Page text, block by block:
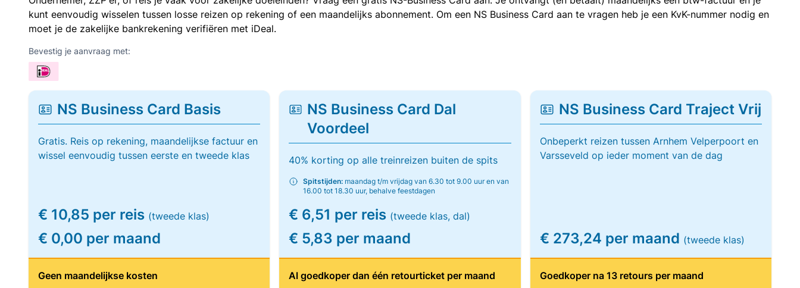
kunt eenvoudig wisselen tussen losse reizen op rekening of een maandelijks abonnement. Om een NS Business Card aan te vragen heb je een KvK-nummer nodig en
moet je de zakelijke bankrekening verifiëren met iDeal.
Bevestig je aanvraag met:
NS Business Card Basis
Gratis. Reis op rekening, maandelijkse factuur en
wissel eenvoudig tussen eerste en tweede klas
€ 10,85 per reis (tweede klas)
€ 0,00 per maand
Geen maandelijkse kosten
NS Business Card Dal
Voordeel
40% korting op alle treinreizen buiten de spits
Spitstijden: maandag t/m vrijdag van 6.30 tot 9.00 uur en van
16.00 tot 18.30 uur, behalve feestdagen
€ 6,51 per reis (tweede klas, dal)
€ 5,83 per maand
Al goedkoper dan één retourticket per maand
NS Business Card Traject Vrij
Onbeperkt reizen tussen Arnhem Velperpoort en
Varsseveld op ieder moment van de dag
€ 273,24 per maand (tweede klas)
Goedkoper na 13 retours per maand